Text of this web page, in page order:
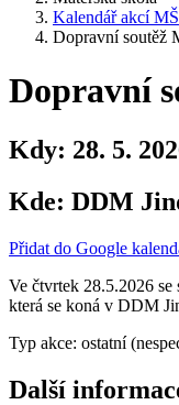
Kalendář akcí MŠ
Dopravní soutěž
Dopravní
Kdy: 28. 5.
Kde: DDM
Přidat do Google
Ve čtvrtek 28.5.2026 se
která se koná v DDM
Typ akce: ostatní
Další